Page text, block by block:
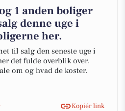
1 anden boliger
denne uge i
her.
til salg den seneste uge i
det fulde overblik over,
om og hvad de koster.
Kopiér link